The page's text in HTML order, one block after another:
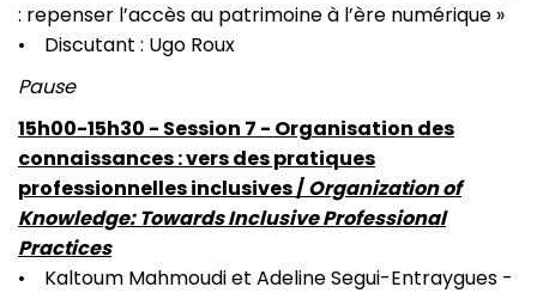
: repenser l’accès au patrimoine à l’ère numérique »
• Discutant : Ugo Roux
Pause
15h00-15h30 - Session 7 - Organisation des
connaissances : vers des pratiques
professionnelles inclusives /Organization of
Knowledge: Towards Inclusive Professional
Practices
• Kaltoum Mahmoudi et Adeline Segui-Entraygues -